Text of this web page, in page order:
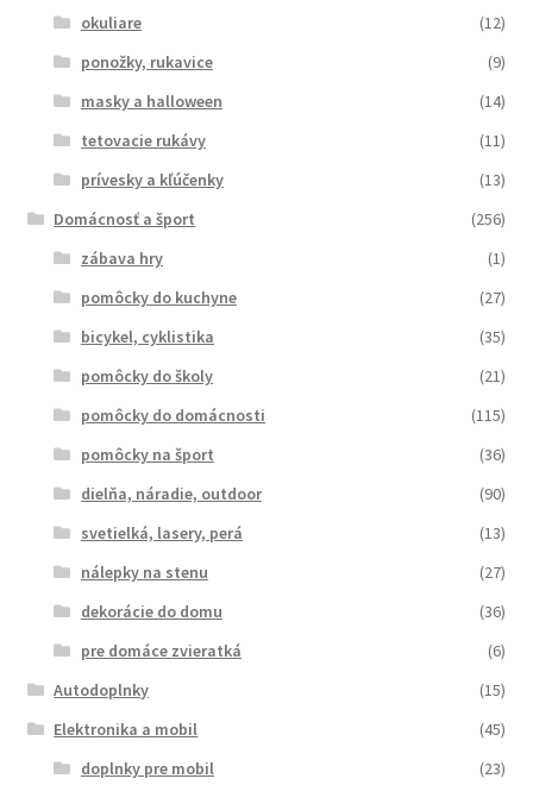
okuliare
(12)
ponožky, rukavice
(9)
masky a halloween
(14)
tetovacie rukávy
(11)
prívesky a kľúčenky
(13)
Domácnosť a šport
(256)
zábava hry
(1)
pomôcky do kuchyne
(27)
bicykel, cyklistika
(35)
pomôcky do školy
(21)
pomôcky do domácnosti
(115)
pomôcky na šport
(36)
dielňa, náradie, outdoor
(90)
svetielká, lasery, perá
(13)
nálepky na stenu
(27)
dekorácie do domu
(36)
pre domáce zvieratká
(6)
Autodoplnky
(15)
Elektronika a mobil
(45)
doplnky pre mobil
(23)